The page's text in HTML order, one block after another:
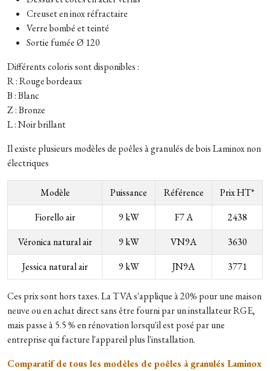
Creuset en inox réfractaire
Verre bombé et teinté
Sortie fumée Ø 120
Différents coloris sont disponibles :
R : Rouge bordeaux
B : Blanc
Z : Bronze
L : Noir brillant
Il existe plusieurs modèles de poêles à granulés de bois Laminox non
électriques
Modèle Puissance Référence
Prix HT*
Fiorello air
9 kW F7 A
2438
Véronica natural air
9 kW VN9A
3630
Jessica natural air
9 kW JN9A 3771
Ces prix sont hors taxes. La TVA s'applique à 20% pour une maison
neuve ou en achat direct sans être fourni par un installateur RGE,
mais passe à 5.5 % en rénovation lorsqu'il est posé par une
entreprise qui facture l'appareil plus l'installation.
Comparatif de tous les modèles de poêles à granulés Laminox